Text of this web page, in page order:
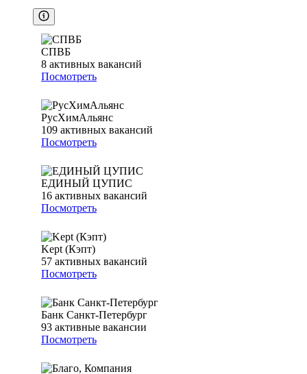
СПВБ
8 активных вакансий
Посмотреть
РусХимАльянс
109 активных вакансий
Посмотреть
ЕДИНЫЙ ЦУПИС
16 активных вакансий
Посмотреть
Kept (Кэпт)
57 активных вакансий
Посмотреть
Банк Санкт-Петербург
93 активные вакансии
Посмотреть